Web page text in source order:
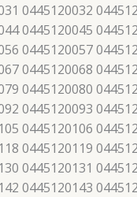
0445120032
0445120045
0445120057
0445120068
0445120080
0445120093
0445120106
0445120119
0445120131
0445120143